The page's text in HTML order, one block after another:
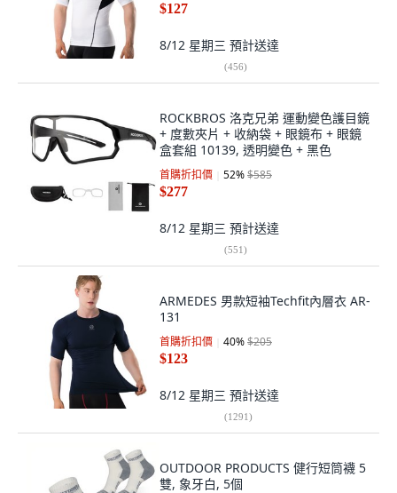
$127
8/12 星期三 預計送達
(456)
ROCKBROS 洛克兄弟 運動變色護目鏡
+ 度數夾片 + 收納袋 + 眼鏡布 + 眼鏡
盒套組 10139, 透明變色 + 黑色
首購折扣價 52%$585
$277
8/12 星期三 預計送達
(551)
ARMEDES 男款短袖Techfit內層衣 AR-
131
首購折扣價 40%$205
$123
8/12 星期三 預計送達
(1291)
OUTDOOR PRODUCTS 健行短筒襪 5
雙, 象牙白, 5個